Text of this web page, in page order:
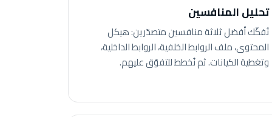
تحليل المنافسين
نُفكّك أفضل ثلاثة منافسين متصدّرين: هيكل
المحتوى، ملف الروابط الخلفية، الروابط الداخلية،
وتغطية الكيانات. ثم نُخطط للتفوّق عليهم.